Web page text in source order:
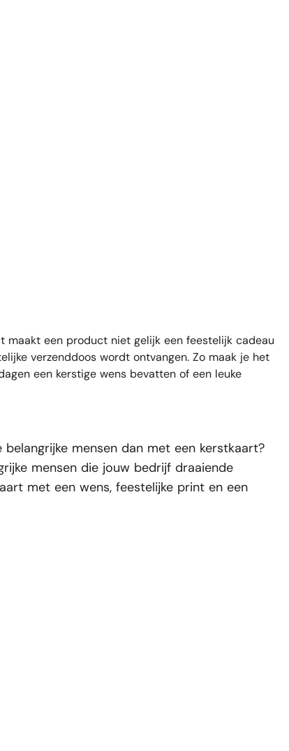
maakt een product niet gelijk een feestelijk cadeau
verzenddoos wordt ontvangen. Zo maak je het
een kerstige wens bevatten of een leuke
mensen dan met een kerstkaart?
mensen die jouw bedrijf draaiende
met een wens, feestelijke print en een